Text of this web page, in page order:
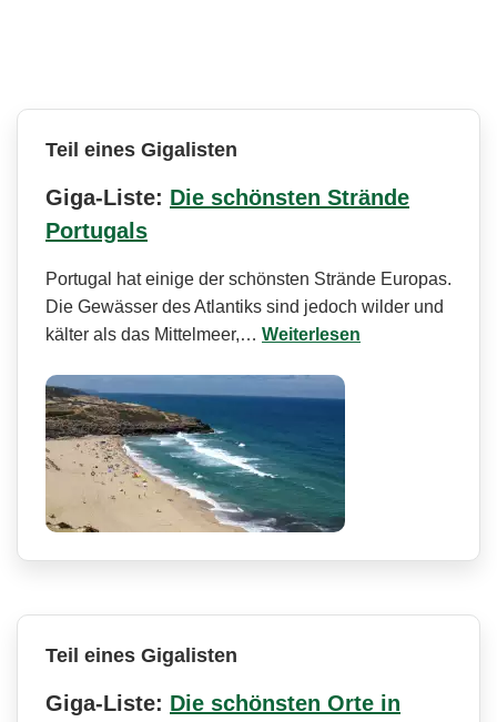
Teil eines Gigalisten
Giga-Liste: Die schönsten Strände
Portugals
Portugal hat einige der schönsten Strände Europas.
Die Gewässer des Atlantiks sind jedoch wilder und
kälter als das Mittelmeer,… Weiterlesen
Teil eines Gigalisten
Giga-Liste: Die schönsten Orte in